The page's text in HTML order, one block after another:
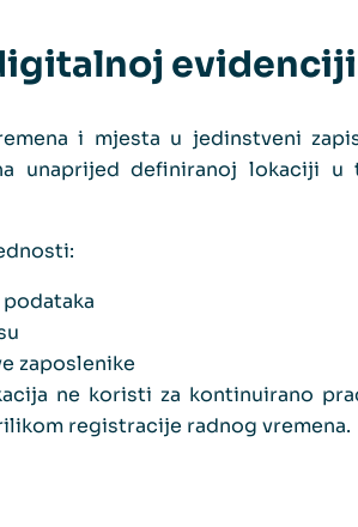
i mjesta u jedinstveni
unaprijed definiranoj lokaciji u
zaposlenike
ne koristi za kontinuirano
registracije radnog vremena.